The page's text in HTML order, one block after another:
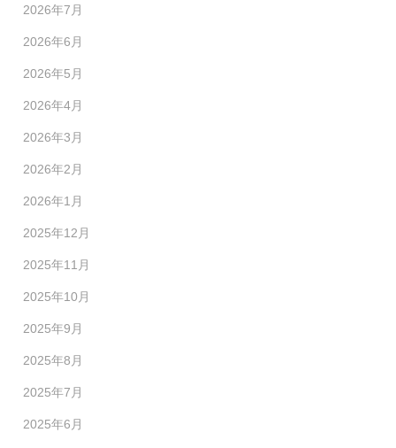
2026年7月
2026年6月
2026年5月
2026年4月
2026年3月
2026年2月
2026年1月
2025年12月
2025年11月
2025年10月
2025年9月
2025年8月
2025年7月
2025年6月